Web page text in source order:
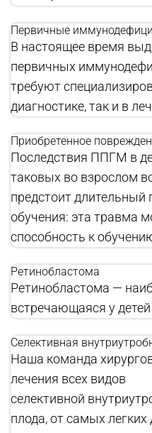
Первичные
В настоящее время
первичных
требуют
диагностике, так и в
Приобретенное
Последствия ППГМ в
таковых во взрослом
предстоит длительный
обучения: эта травма
способность к
Ретинобластома
Ретинобластома —
встречающаяся у
Селективная
Наша команда
лечения всех видов
селективной
плода, от самых